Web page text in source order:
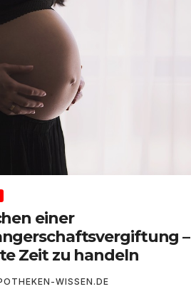
einer
–
Zeit zu handeln
WISSEN.DE